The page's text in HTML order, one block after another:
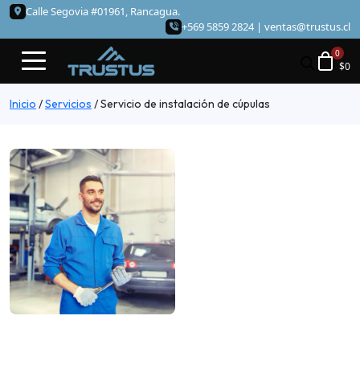
Calle Segovia #01961, Rancagua.
+569 5859 2824 | ventas@trustus.cl
$0
Inicio /Servicios /Servicio de instalación de cúpulas